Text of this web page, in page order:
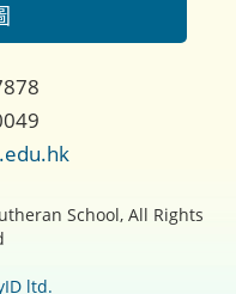
School, All Rights
ltd.